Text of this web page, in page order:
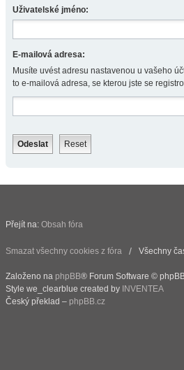
Uživatelské jméno:
E-mailová adresa:
Musíte uvést adresu nastavenou u vašeho
to e-mailová adresa, se kterou jste se
Přejít na: Obsah fóra
Smazat všechny cookies z fóra Všechny
Založeno na phpBB® Forum Software ©
Style we_clearblue created by INVENTEA
Český překlad – phpBB.cz